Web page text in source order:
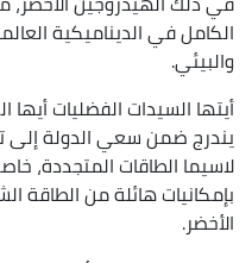
الكامل في الديناميكية
والبيئي.
أيتها السيدات الفضليات أيها
يندرج ضمن سعي الدولة إلى
لاسيما الطاقات المتجددة،
بإمكانيات هائلة من الطاقة
الأخضر.